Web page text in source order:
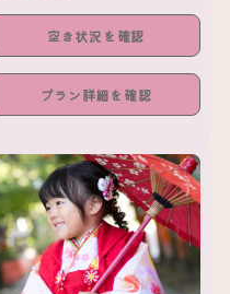
空き状況を確認
プラン詳細を確認